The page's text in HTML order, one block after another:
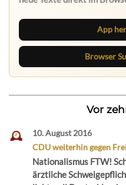
Browser Suite hält dich am
App
Browser
Vor
10. August 2016
CDU weiterhin gegen
Nationalismus FTW!
ärztliche